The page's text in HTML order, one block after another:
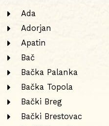
Ada
Adorjan
Apatin
Bač
Bačka Palanka
Bačka Topola
Bački Breg
Bački Brestovac